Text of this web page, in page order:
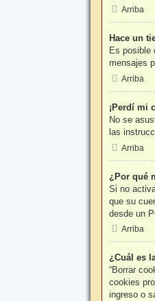
Arriba
Hace un
Es posible
mensajes
Arriba
¡Perdí mi
No se
las
Arriba
¿Por qué
Si no
que su
desde un
Arriba
¿Cuál es
“Borrar
cookies
ingreso o